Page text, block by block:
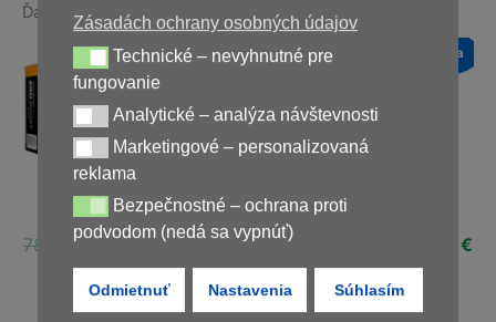
Zásadách ochrany osobných údajov
Technické – nevyhnutné pre fungovanie
Technické – nevyhnutné pre
fungovanie
Analytické – analýza návštevnosti
Analytické – analýza návštevnosti
Marketingové – personalizovaná reklama
Marketingové – personalizovaná
reklama
Bezpečnostné – ochrana proti podvodom (nedá sa vypnúť)
Bezpečnostné – ochrana proti
podvodom (nedá sa vypnúť)
Odmietnuť Nastavenia Súhlasím
Ďalšie produkty v rovnakej kategórii:
Novinka
Zľava!
EroBoost
78,00€ Pôvodná
cena
bola:
78,00 €.
39,00€Aktuálna
cena
je:
39,00 €.
Novinka
Pulsero Complex
(Pulsero gél a
Pulsero kapsuly)
58,00 €
Pôvodná
cena
29,00
Aktuálna
cena
Novinka
Pôvodná
cena
bola:
78,00 €.
€